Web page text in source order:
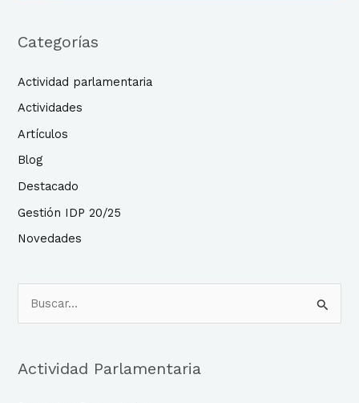
Categorías
Actividad parlamentaria
Actividades
Artículos
Blog
Destacado
Gestión IDP 20/25
Novedades
c
Actividad Parlamentaria